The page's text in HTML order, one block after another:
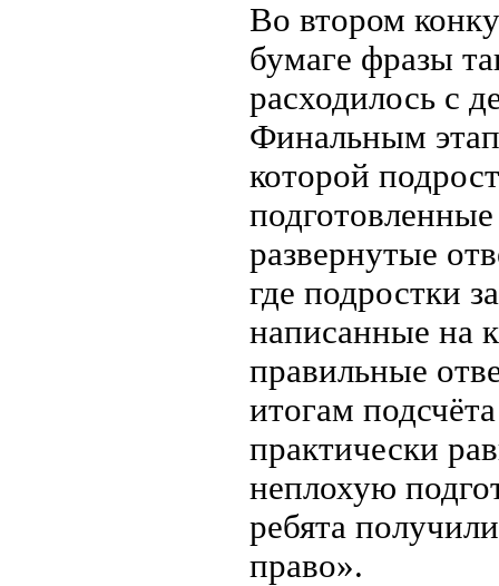
Во втором
бумаге фразы
расходилось с
Финальным
которой
развернутые
где подростки
написанные на
правильные
итогам
практически
неплохую
ребята
право».